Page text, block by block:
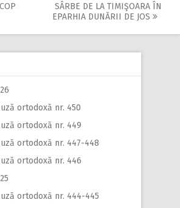
SÂRBE DE LA TIMIŞOARA ÎN
EPARHIA DUNĂRII DE JOS
ortodoxă nr. 450
ortodoxă nr. 449
ortodoxă nr. 447-448
ortodoxă nr. 446
ortodoxă nr. 444-445